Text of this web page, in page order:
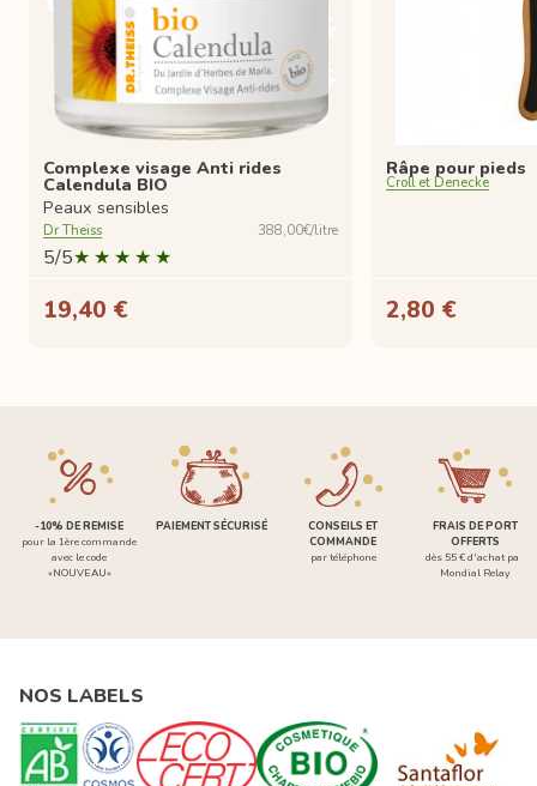
Complexe visage Anti rides
Calendula BIO
Peaux sensibles
Dr Theiss 388,00€/litre
5/5
19,40 €
Râpe pour pieds
Croll et Denecke
2,80 €
-10% DE REMISE
pour la 1ère commande
avec le code
«NOUVEAU»
PAIEMENT SÉCURISÉ
CONSEILS ET
COMMANDE
par téléphone
FRAIS DE PORT
OFFERTS
dès 55 € d'achat par
Mondial Relay
NOS LABELS